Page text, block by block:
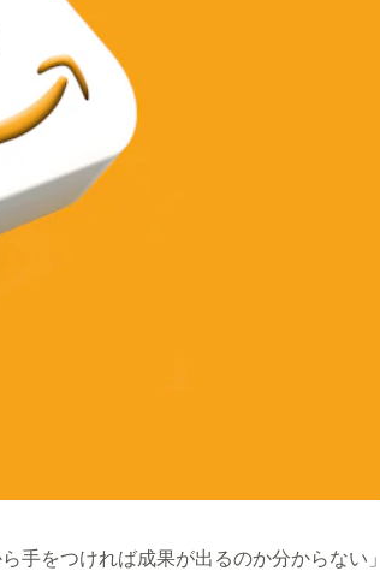
手をつければ成果が出るのか分からない」